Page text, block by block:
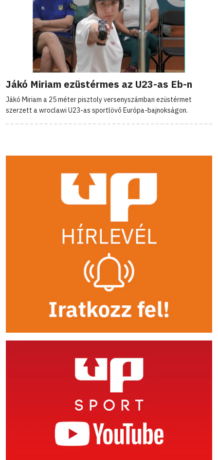
Jákó Miriam ezüstérmes az U23-as Eb-n
Jákó Miriam a 25 méter pisztoly versenyszámban ezüstérmet
szerzett a wroclawi U23-as sportlövő Európa-bajnokságon.